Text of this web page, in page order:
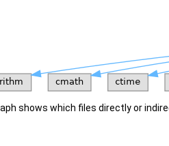
shows which files directly or